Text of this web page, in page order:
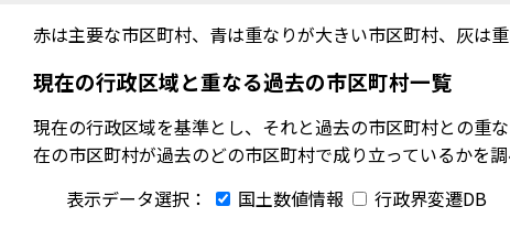
赤は主要な市区町村、青は重なりが大きい市区町村、灰は
現在の行政区域と重なる過去の市区町村一覧
現在の行政区域を基準とし、それと過去の市区町村との重
在の市区町村が過去のどの市区町村で成り立っているかを調
表示データ選択：
国土数値情報
行政界変遷DB